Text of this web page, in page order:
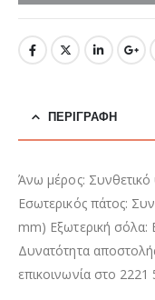
ΠΕΡΙΓΡΑΦΉ
Άνω μέρος:
Εσωτερικός πάτος:
mm) Εξωτερική
Δυνατότητα
επικοινωνία στο 2221